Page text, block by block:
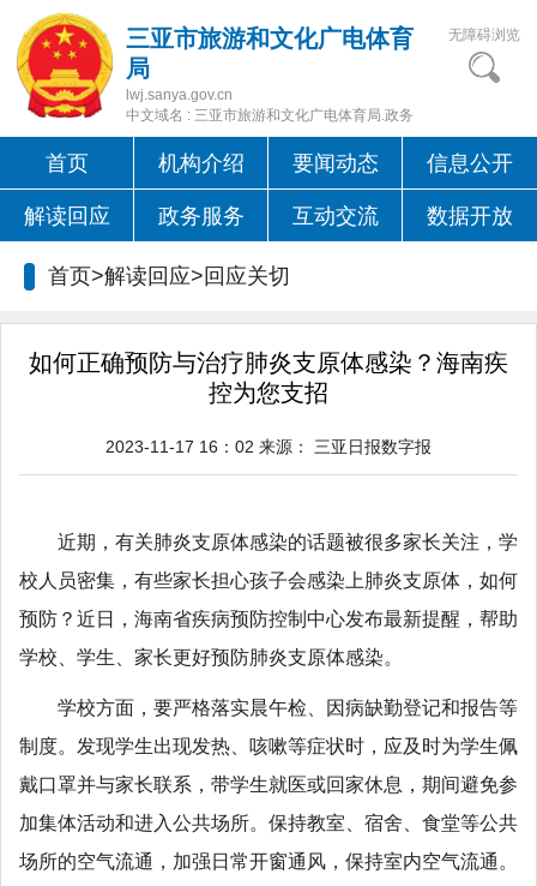
三亚市旅游和文化广电体育
局
lwj.sanya.gov.cn
中文域名 : 三亚市旅游和文化广电体育局.政务
无障碍浏览
首页 机构介绍 要闻动态 信息公开
解读回应 政务服务 互动交流 数据开放
首页>解读回应> 回应关切
如何正确预防与治疗肺炎支原体感染？海南疾
控为您支招
2023-11-17 16：02 来源： 三亚日报数字报
近期，有关肺炎支原体感染的话题被很多家长关注，学
校人员密集，有些家长担心孩子会感染上肺炎支原体，如何
预防？近日，海南省疾病预防控制中心发布最新提醒，帮助
学校、学生、家长更好预防肺炎支原体感染。
学校方面，要严格落实晨午检、因病缺勤登记和报告等
制度。发现学生出现发热、咳嗽等症状时，应及时为学生佩
戴口罩并与家长联系，带学生就医或回家休息，期间避免参
加集体活动和进入公共场所。保持教室、宿舍、食堂等公共
场所的空气流通，加强日常开窗通风，保持室内空气流通。